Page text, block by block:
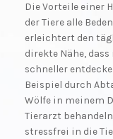
Die Vorteile einer
der Tiere alle
erleichtert den
direkte Nähe,
schneller
Beispiel durch
Wölfe in meinem
Tierarzt
stressfrei in die